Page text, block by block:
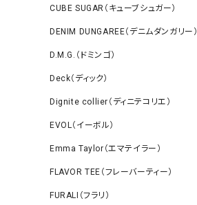
CUBE SUGAR（キューブシュガー）
DENIM DUNGAREE（デニムダンガリー）
D.M.G.（ドミンゴ）
Deck（ディック）
Dignite collier（ディニテコリエ）
EVOL（イーボル）
Emma Taylor（エマテイラー）
FLAVOR TEE（フレーバーティー）
FURALI（フラリ）